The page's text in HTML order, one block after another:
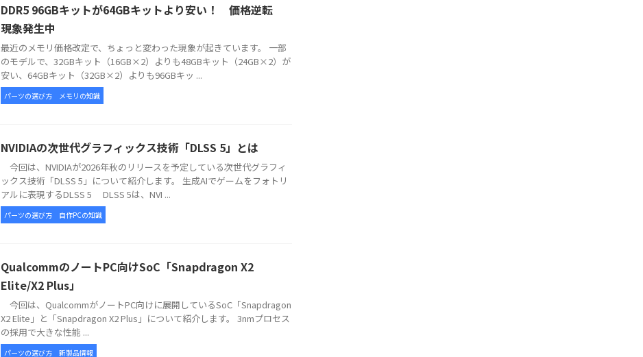
DDR5 96GBキットが64GBキットより安い！ 価格逆転
現象発生中
最近のメモリ価格改定で、ちょっと変わった現象が起きています。 一部
のモデルで、32GBキット（16GB×2）よりも48GBキット（24GB×2）が
安い、64GBキット（32GB×2）よりも96GBキッ ...
パーツの選び方 メモリの知識
NVIDIAの次世代グラフィックス技術「DLSS 5」とは
今回は、NVIDIAが2026年秋のリリースを予定している次世代グラフィ
ックス技術「DLSS 5」について紹介します。 生成AIでゲームをフォトリ
アルに表現するDLSS 5 DLSS 5は、NVI ...
パーツの選び方 自作PCの知識
QualcommのノートPC向けSoC「Snapdragon X2
Elite/X2 Plus」
今回は、QualcommがノートPC向けに展開しているSoC「Snapdragon
X2 Elite」と「Snapdragon X2 Plus」について紹介します。 3nmプロセス
の採用で大きな性能 ...
パーツの選び方 新製品情報